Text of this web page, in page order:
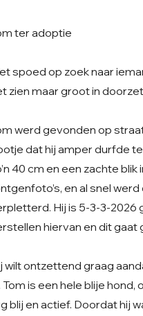
ter adoptie
spoed op zoek naar
zien maar groot in
werd gevonden op
dat hij amper durfde
40 cm en een zachte
en al snel
Hij is 5-3-3-2026
hiervan en dit gaat
wilt ontzettend graag
Tom is een hele blije hond,
blij en actief. Doordat hij